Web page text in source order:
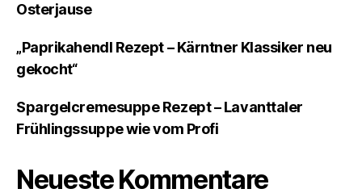
Osterjause
„Paprikahendl Rezept – Kärntner Klassiker neu
gekocht“
Spargelcremesuppe Rezept – Lavanttaler
Frühlingssuppe wie vom Profi
Neueste Kommentare